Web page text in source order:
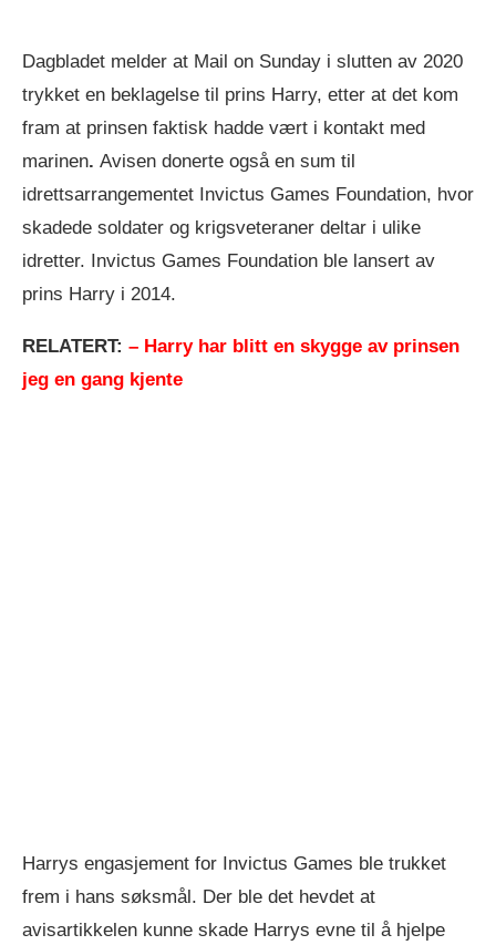
Dagbladet melder at Mail on Sunday i slutten av 2020
trykket en beklagelse til prins Harry, etter at det kom
fram at prinsen faktisk hadde vært i kontakt med
marinen. Avisen donerte også en sum til
idrettsarrangementet Invictus Games Foundation, hvor
skadede soldater og krigsveteraner deltar i ulike
idretter. Invictus Games Foundation ble lansert av
prins Harry i 2014.
RELATERT: – Harry har blitt en skygge av prinsen
jeg en gang kjente
Harrys engasjement for Invictus Games ble trukket
frem i hans søksmål. Der ble det hevdet at
avisartikkelen kunne skade Harrys evne til å hjelpe